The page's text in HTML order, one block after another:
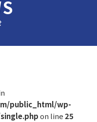
public_html/wp-
on line25